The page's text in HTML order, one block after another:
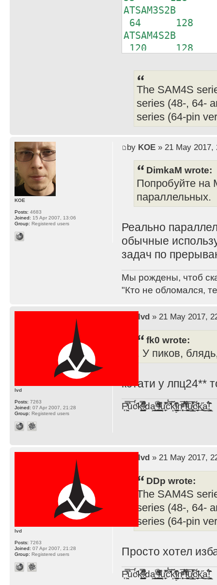
64 128
120 128
The SAM4S
series (48-, 64-
series (64-pin
by KOE» 21 May 2017,
DimkaM wrote:
Попробуйте на
параллельных.
Реально
обычные
задач по
Мы рождены, чтоб
"Кто не обломался,
KOE
Posts: 4683
Joined: 15 Apr 2007, 13:06
Group: Registered users
lvd» 21 May 2017,
fk0 wrote:
. У пиков,
кстати у лпц24**
F̞͖̭̿̔ͯu̐̅cͬ̑ͩk̨̤̳͇̮̭̪̠̽̿̓̆ͭͩ ̷̩̰͎̩͓̘̾̀ͬ̊ͭ͛ͅda̝̺͙̬͎̝̾͟ ̰̜̝̯͉̯̖̓̎́ͨ̽ͫ͟f̟͇̭̀ͬͨͭ̐̚u̹̼̹̗̞͑̔͂͐̚cͭ̅̊̆̒̆ǩ̝̩̯́ͥ̔̍̑ḭ͓͍̳̬ͦ̽͂n͍͎͈̈̅ͩͬ ̊ͫ̂̾̑̈́f̲͚͉͓͗̋́ͧͦ̅ȗ͇̲̻͈̲̅̎͗͒ͭ͡c̬̟̠̹̯̈́ͩ͘ͅk̫̠̻̋͜a̲͒̾̇!͙͕̺͉̗̩̲̂̏̄̀
lvd
Posts: 7263
Joined: 07 Apr 2007, 21:28
Group: Registered users
lvd» 21 May 2017,
DDp wrote:
The SAM4S
series (48-, 64-
series (64-pin
Просто хотел
F̞͖̭̿̔ͯu̐̅cͬ̑ͩk̨̤̳͇̮̭̪̠̽̿̓̆ͭͩ ̷̩̰͎̩͓̘̾̀ͬ̊ͭ͛ͅda̝̺͙̬͎̝̾͟ ̰̜̝̯͉̯̖̓̎́ͨ̽ͫ͟f̟͇̭̀ͬͨͭ̐̚u̹̼̹̗̞͑̔͂͐̚cͭ̅̊̆̒̆ǩ̝̩̯́ͥ̔̍̑ḭ͓͍̳̬ͦ̽͂n͍͎͈̈̅ͩͬ ̊ͫ̂̾̑̈́f̲͚͉͓͗̋́ͧͦ̅ȗ͇̲̻͈̲̅̎͗͒ͭ͡c̬̟̠̹̯̈́ͩ͘ͅk̫̠̻̋͜a̲͒̾̇!͙͕̺͉̗̩̲̂̏̄̀
lvd
Posts: 7263
Joined: 07 Apr 2007, 21:28
Group: Registered users